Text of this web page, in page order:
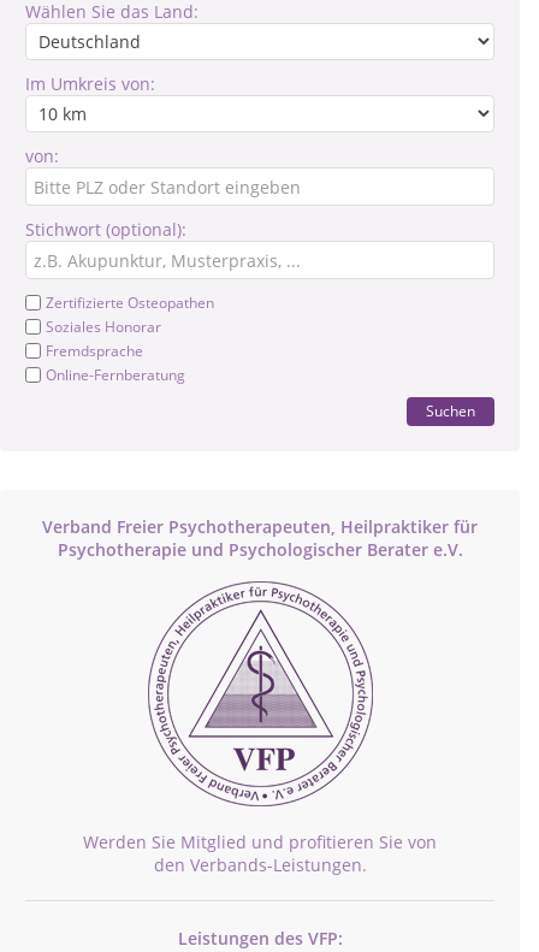
Wählen Sie das Land:
Im Umkreis von:
von:
Stichwort (optional):
Zertifizierte Osteopathen
Soziales Honorar
Fremdsprache
Online-Fernberatung
Suchen
Verband Freier Psychotherapeuten, Heilpraktiker für
Psychotherapie und Psychologischer Berater e.V.
Werden Sie Mitglied und profitieren Sie von
den Verbands-Leistungen.
Leistungen des VFP: